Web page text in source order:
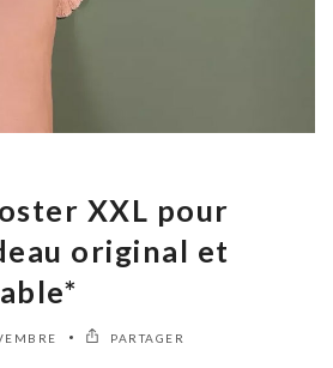
XXL pour
original et
PARTAGER